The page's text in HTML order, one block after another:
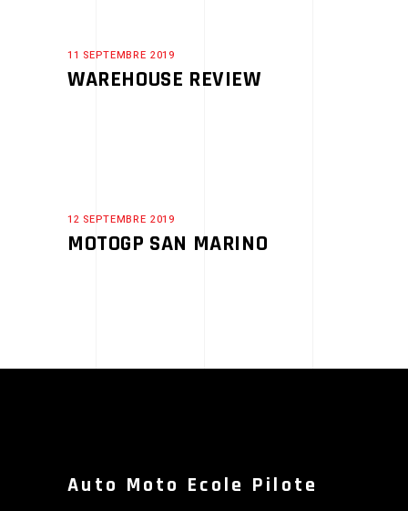
11 SEPTEMBRE 2019
WAREHOUSE REVIEW
12 SEPTEMBRE 2019
MOTOGP SAN MARINO
Auto Moto Ecole Pilote